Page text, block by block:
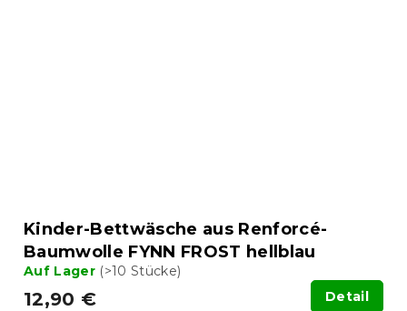
Kinder-Bettwäsche aus Renforcé-
Baumwolle FYNN FROST hellblau
Auf Lager (>10 Stücke)
12,90 € Detail